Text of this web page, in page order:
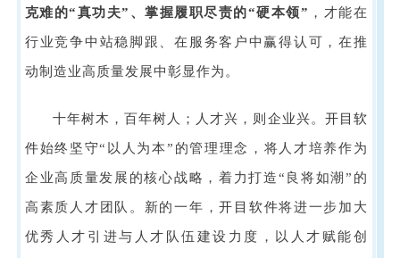
克难的“真功夫”、掌握履职尽责的“硬本领” ，才能在
行业竞争中站稳脚跟、在服务客户中赢得认可，在推
动制造业高质量发展中彰显作为。
十年树木，百年树人；人才兴，则企业兴。 开目软
件始终坚守“以人为本”的管理理念，将人才培养作为
企业高质量发展的核心战略，着力打造“良将如潮”的
高素质人才团队。新的一年，开目软件将进一步加大
优秀人才引进与人才队伍建设力度，以人才赋能创